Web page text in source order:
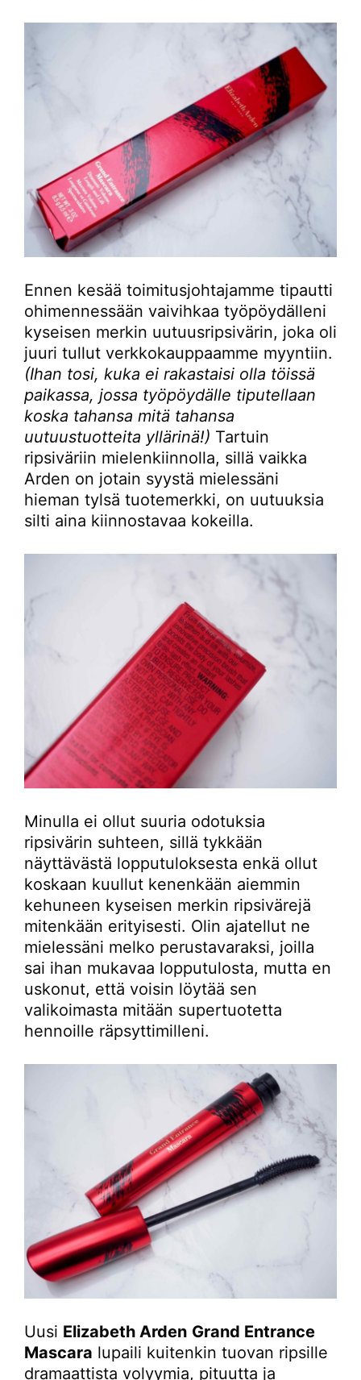
Ennen kesää toimitusjohtajamme tipautti
ohimennessään vaivihkaa työpöydälleni
kyseisen merkin uutuusripsivärin, joka oli
juuri tullut verkkokauppaamme myyntiin.
(Ihan tosi, kuka ei rakastaisi olla töissä
paikassa, jossa työpöydälle tiputellaan
koska tahansa mitä tahansa
uutuustuotteita yllärinä!) Tartuin
ripsiväriin mielenkiinnolla, sillä vaikka
Arden on jotain syystä mielessäni
hieman tylsä tuotemerkki, on uutuuksia
silti aina kiinnostavaa kokeilla.
Minulla ei ollut suuria odotuksia
ripsivärin suhteen, sillä tykkään
näyttävästä lopputuloksesta enkä ollut
koskaan kuullut kenenkään aiemmin
kehuneen kyseisen merkin ripsivärejä
mitenkään erityisesti. Olin ajatellut ne
mielessäni melko perustavaraksi, joilla
sai ihan mukavaa lopputulosta, mutta en
uskonut, että voisin löytää sen
valikoimasta mitään supertuotetta
hennoille räpsyttimilleni.
Uusi Elizabeth Arden Grand Entrance
Mascara lupaili kuitenkin tuovan ripsille
dramaattista volyymia, pituutta ja